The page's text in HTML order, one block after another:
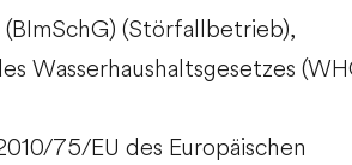
(Störfallbetrieb),
Wasserhaushaltsgesetzes
75/EU des Europäischen